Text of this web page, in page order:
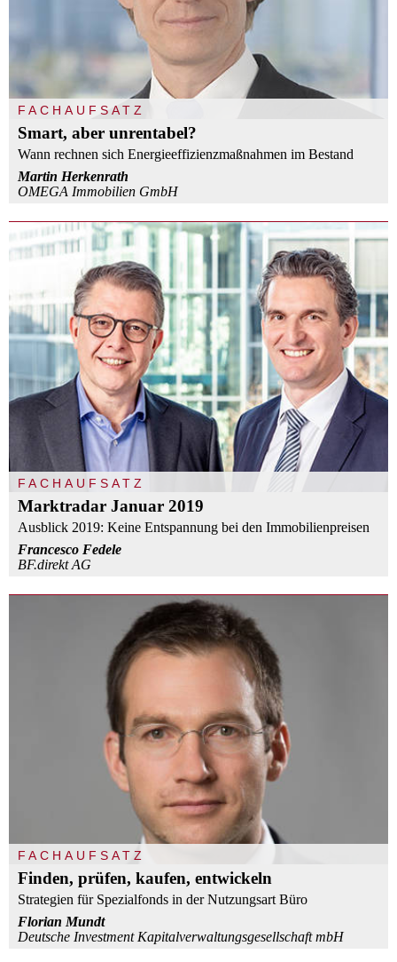
FACHAUFSATZ
Smart, aber unrentabel?
Wann rechnen sich Energieeffizienzmaßnahmen im Bestand
Martin Herkenrath
OMEGA Immobilien GmbH
FACHAUFSATZ
Marktradar Januar 2019
Ausblick 2019: Keine Entspannung bei den Immobilienpreisen
Francesco Fedele
BF.direkt AG
FACHAUFSATZ
Finden, prüfen, kaufen, entwickeln
Strategien für Spezialfonds in der Nutzungsart Büro
Florian Mundt
Deutsche Investment Kapitalverwaltungsgesellschaft mbH